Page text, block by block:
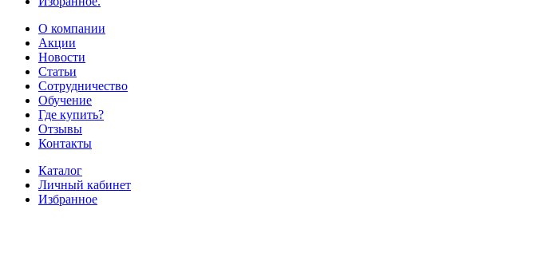
О компании
Акции
Новости
Статьи
Сотрудничество
Обучение
Где купить?
Отзывы
Контакты
Каталог
Личный кабинет
Избранное